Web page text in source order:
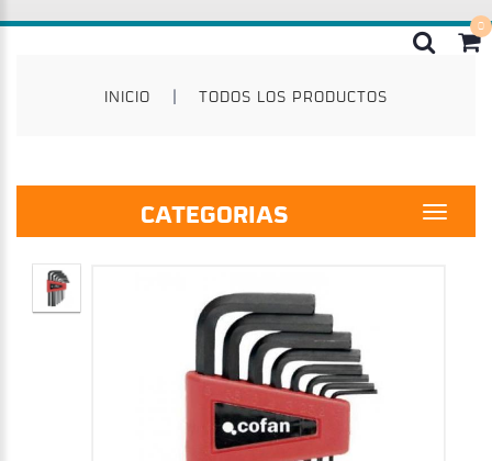
INICIO | TODOS LOS PRODUCTOS
CATEGORIAS